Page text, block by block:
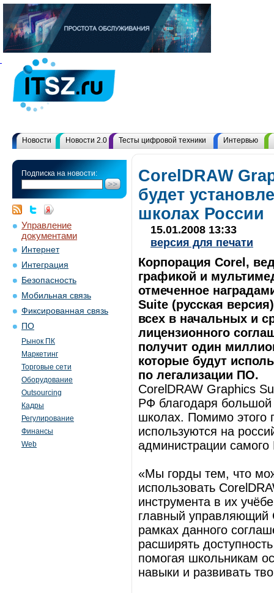
Новости Новости 2.0 Тесты цифровой техники Интервью
Подписка на новости:
Управление
документами
Интернет
Интеграция
Безопасность
Мобильная связь
Фиксированная связь
ПО
Рынок ПК
Маркетинг
Торговые сети
Оборудование
Outsourcing
Кадры
Регулирование
Финансы
Web
CorelDRAW
будет
школах России
15.01.2008 13:33
версия для печати
Корпорация Corel,
графикой и
отмеченное
Suite (русская
всех в начальных и
лицензионного
получит один
которые будут
по легализации ПО.
CorelDRAW Graphics
РФ благодаря большой
школах. Помимо этого
используются на
администрации
«Мы горды тем, что
использовать
инструмента в их
главный управляющий
рамках данного
расширять
помогая школьникам
навыки и развивать